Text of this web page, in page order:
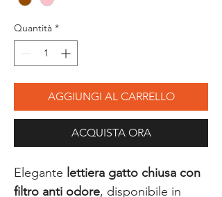
Quantità *
AGGIUNGI AL CARRELLO
ACQUISTA ORA
Elegante lettiera gatto chiusa con
filtro anti odore, disponibile in